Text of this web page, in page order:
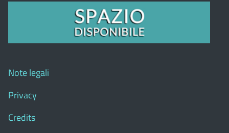
Note legali
Privacy
Credits